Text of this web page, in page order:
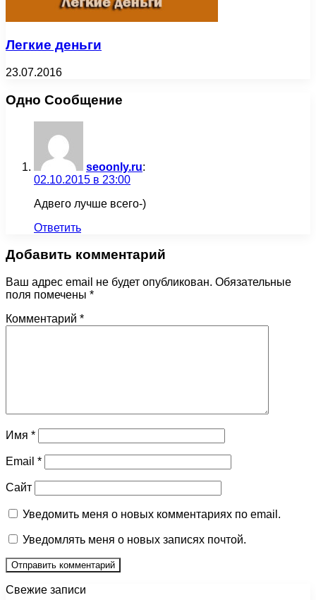
Легкие деньги
23.07.2016
Одно Сообщение
seoonly.ru:
02.10.2015 в 23:00
Адвего лучше всего-)
Ответить
Добавить комментарий
Ваш адрес email не будет опубликован. Обязательные
поля помечены *
Комментарий *
Имя *
Email *
Сайт
Уведомить меня о новых комментариях по email.
Уведомлять меня о новых записях почтой.
Свежие записи